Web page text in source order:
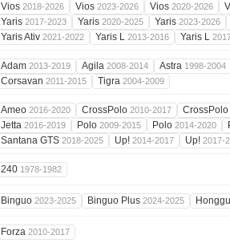
Vios 2018-2026 Vios 2023-2026 Vios 2020-2026
Yaris 2017-2023 Yaris 2020-2025 Yaris 2023-2026
Yaris Ativ 2021-2022 Yaris L 2013-2016 Yaris L
Adam 2013-2019 Agila 2008-2014 Astra 1998-2004
Corsavan 2011-2015 Tigra 2004-2009
Ameo 2016-2020 CrossPolo 2010-2017
CrossPolo
Jetta 2016-2019 Polo 2009-2015 Polo 2014-2020
Santana GTS 2018-2025 Up! 2014-2017 Up! 2017-
240 1978-1982
Binguo 2023-2025 Binguo Plus 2024-2025
Forza 2010-2017